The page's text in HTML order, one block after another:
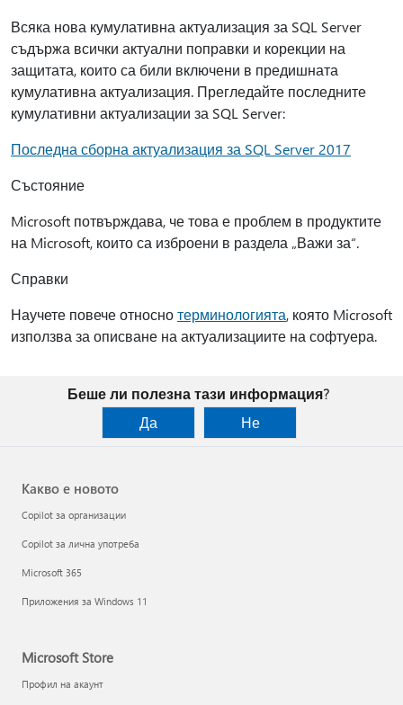
Всяка нова кумулативна актуализация за SQL Server
съдържа всички актуални поправки и корекции на
защитата, които са били включени в предишната
кумулативна актуализация. Прегледайте последните
кумулативни актуализации за SQL Server:
Последна сборна актуализация за SQL Server 2017
Състояние
Microsoft потвърждава, че това е проблем в продуктите
на Microsoft, които са изброени в раздела „Важи за“.
Справки
Научете повече относнотерминологията, която Microsoft
използва за описване на актуализациите на софтуера.
Беше ли полезна тази информация?
Да
Не
Какво е новото
Copilot за организации
Copilot за лична употреба
Microsoft 365
Приложения за Windows 11
Microsoft Store
Профил на акаунт